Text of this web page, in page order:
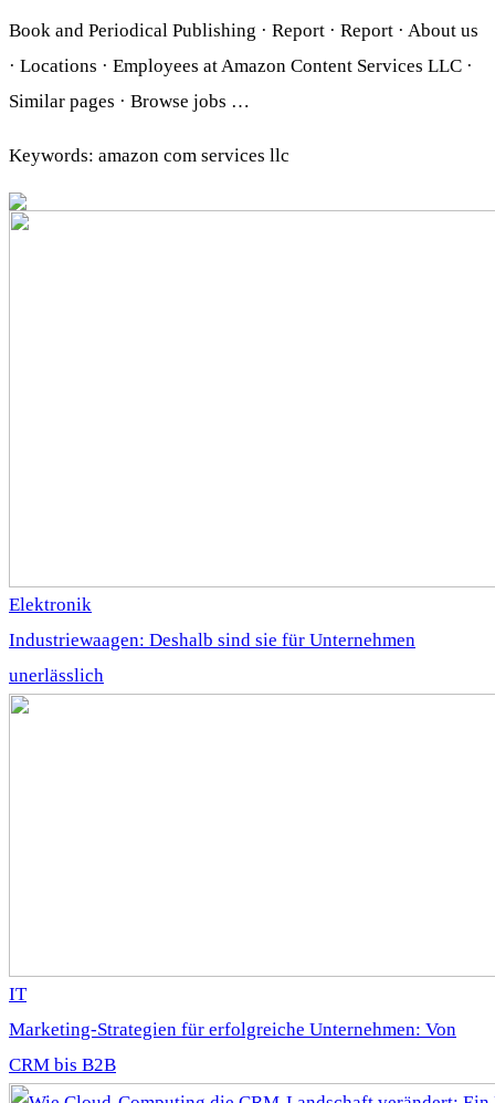
Book and Periodical Publishing · Report · Report · About us
· Locations · Employees at Amazon Content Services LLC ·
Similar pages · Browse jobs …
Keywords: amazon com services llc
Elektronik
Industriewaagen: Deshalb sind sie für Unternehmen
unerlässlich
IT
Marketing-Strategien für erfolgreiche Unternehmen: Von
CRM bis B2B